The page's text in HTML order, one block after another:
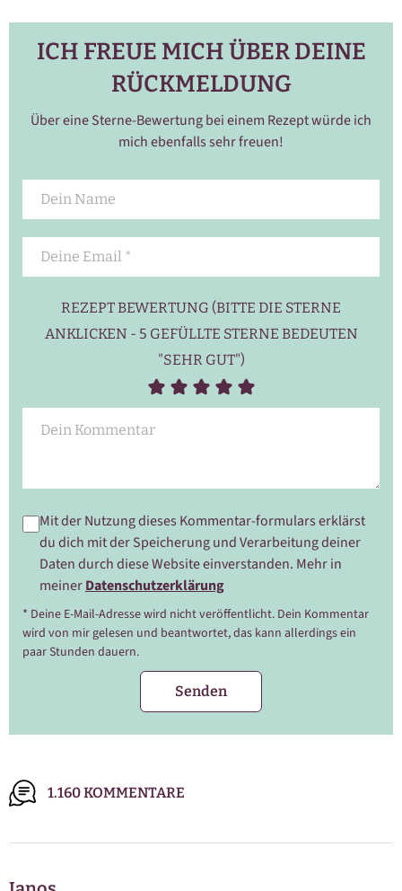
ICH FREUE MICH ÜBER DEINE
RÜCKMELDUNG
Über eine Sterne-Bewertung bei einem Rezept würde ich
mich ebenfalls sehr freuen!
REZEPT BEWERTUNG (BITTE DIE STERNE
ANKLICKEN - 5 GEFÜLLTE STERNE BEDEUTEN
"SEHR GUT")
Mit der Nutzung dieses Kommentar-formulars erklärst
du dich mit der Speicherung und Verarbeitung deiner
Daten durch diese Website einverstanden. Mehr in
meinerDatenschutzerklärung
* Deine E-Mail-Adresse wird nicht veröffentlicht. Dein Kommentar
wird von mir gelesen und beantwortet, das kann allerdings ein
paar Stunden dauern.
1.160 KOMMENTARE